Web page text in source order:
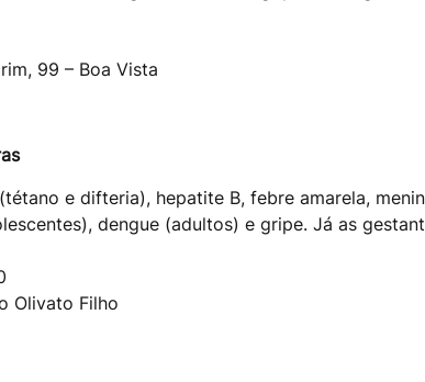
99 – Boa Vista
e difteria), hepatite B, febre amarela,
dengue (adultos) e gripe. Já as
Olivato Filho